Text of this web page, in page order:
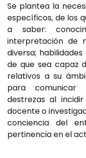
Se plantea la
específicos, de los
a saber:
interpretación de
diversa;
de que sea capaz
relativos a su
para comunicar
destrezas al
docente o
conciencia del
pertinencia en el